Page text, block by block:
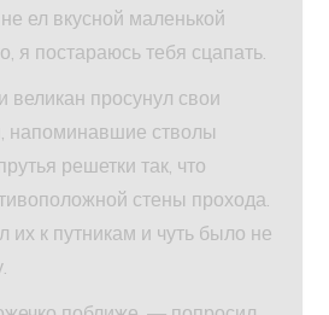
ел вкусной маленькой
я постараюсь тебя сцапать.
великан просунул свои
напоминавшие стволы
решетки так, что
стены прохода.
их к путникам и чуть было не